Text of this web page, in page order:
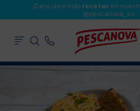
¡Descubre más recetas en
@pescanova_es